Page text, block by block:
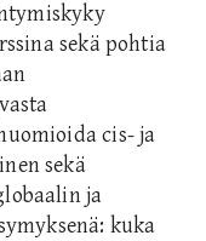
sekä pohtia
cis- ja
sekä
ja
kuka